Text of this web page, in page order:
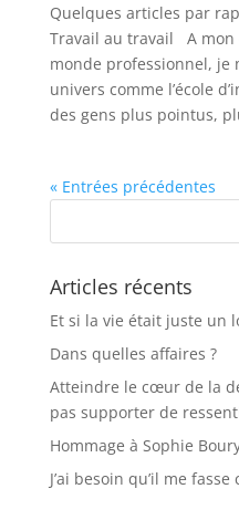
Quelques articles par
Travail au travail A
monde professionnel, je
univers comme l’école
des gens plus pointus,
« Entrées précédentes
Articles récents
Et si la vie était juste un
Dans quelles affaires ?
Atteindre le cœur de la
pas supporter de
Hommage à Sophie
J’ai besoin qu’il me fasse